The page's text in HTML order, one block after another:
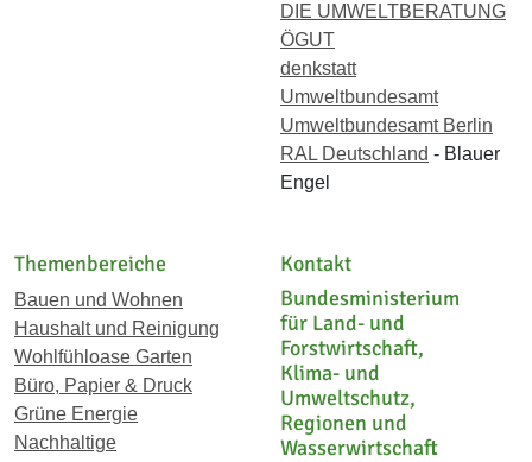
DIE UMWELTBERATUNG
ÖGUT
denkstatt
Umweltbundesamt
Umweltbundesamt Berlin
RAL Deutschland - Blauer
Engel
Themenbereiche
Bauen und Wohnen
Haushalt und Reinigung
Wohlfühloase Garten
Büro, Papier & Druck
Grüne Energie
Nachhaltige
Kontakt
Bundesministerium
für Land- und
Forstwirtschaft,
Klima- und
Umweltschutz,
Regionen und
Wasserwirtschaft